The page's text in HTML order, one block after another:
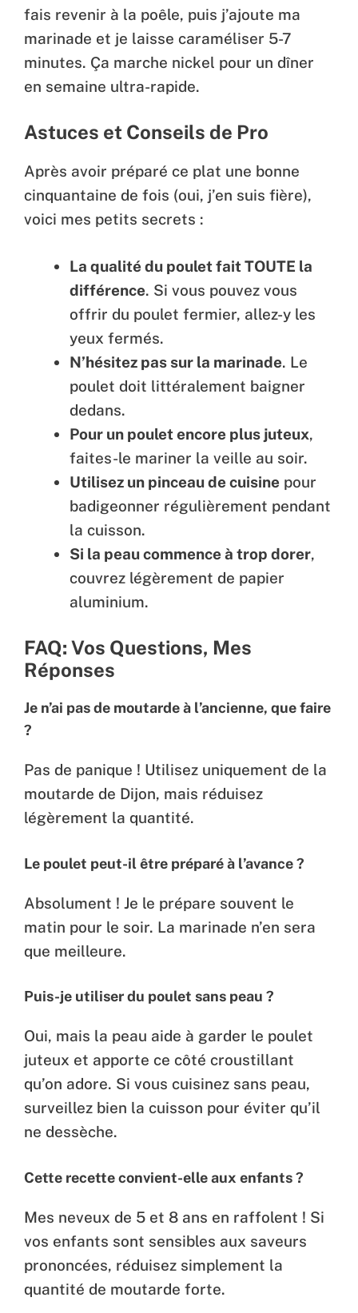
fais revenir à la poêle, puis j’ajoute ma
marinade et je laisse caraméliser 5-7
minutes. Ça marche nickel pour un dîner
en semaine ultra-rapide.
Astuces et Conseils de Pro
Après avoir préparé ce plat une bonne
cinquantaine de fois (oui, j’en suis fière),
voici mes petits secrets :
La qualité du poulet fait TOUTE la
différence. Si vous pouvez vous
offrir du poulet fermier, allez-y les
yeux fermés.
N’hésitez pas sur la marinade. Le
poulet doit littéralement baigner
dedans.
Pour un poulet encore plus juteux,
faites-le mariner la veille au soir.
Utilisez un pinceau de cuisine pour
badigeonner régulièrement pendant
la cuisson.
Si la peau commence à trop dorer,
couvrez légèrement de papier
aluminium.
FAQ: Vos Questions, Mes
Réponses
Je n’ai pas de moutarde à l’ancienne, que faire
?
Pas de panique ! Utilisez uniquement de la
moutarde de Dijon, mais réduisez
légèrement la quantité.
Le poulet peut-il être préparé à l’avance ?
Absolument ! Je le prépare souvent le
matin pour le soir. La marinade n’en sera
que meilleure.
Puis-je utiliser du poulet sans peau ?
Oui, mais la peau aide à garder le poulet
juteux et apporte ce côté croustillant
qu’on adore. Si vous cuisinez sans peau,
surveillez bien la cuisson pour éviter qu’il
ne dessèche.
Cette recette convient-elle aux enfants ?
Mes neveux de 5 et 8 ans en raffolent ! Si
vos enfants sont sensibles aux saveurs
prononcées, réduisez simplement la
quantité de moutarde forte.